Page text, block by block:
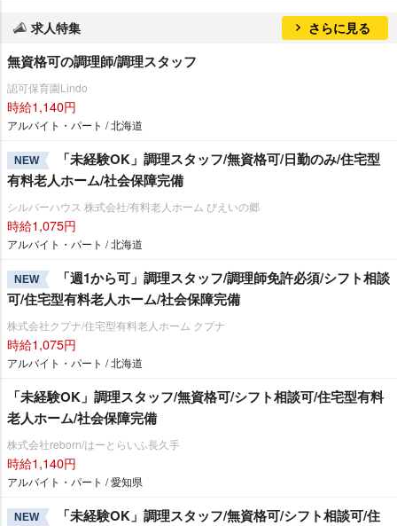
求人特集 さらに見る
無資格可の調理師/調理スタッフ
認可保育園Lindo
時給1,140円
アルバイト・パート / 北海道
NEW
「未経験OK」調理スタッフ/無資格可/日勤のみ/住宅型
有料老人ホーム/社会保障完備
シルバーハウス 株式会社/有料老人ホーム びえいの郷
時給1,075円
アルバイト・パート / 北海道
NEW
「週1から可」調理スタッフ/調理師免許必須/シフト相談
可/住宅型有料老人ホーム/社会保障完備
株式会社クプナ/住宅型有料老人ホーム クプナ
時給1,075円
アルバイト・パート / 北海道
「未経験OK」調理スタッフ/無資格可/シフト相談可/住宅型有料
老人ホーム/社会保障完備
株式会社reborn/はーとらいふ長久手
時給1,140円
アルバイト・パート / 愛知県
NEW
「未経験OK」調理スタッフ/無資格可/シフト相談可/住